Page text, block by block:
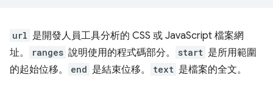
url 是開發人員工具分析的 CSS 或 JavaScript 檔案網
址。
ranges 說明使用的程式碼部分。 start 是所用範圍
的起始位移。
end 是結束位移。 text 是檔案的全文。